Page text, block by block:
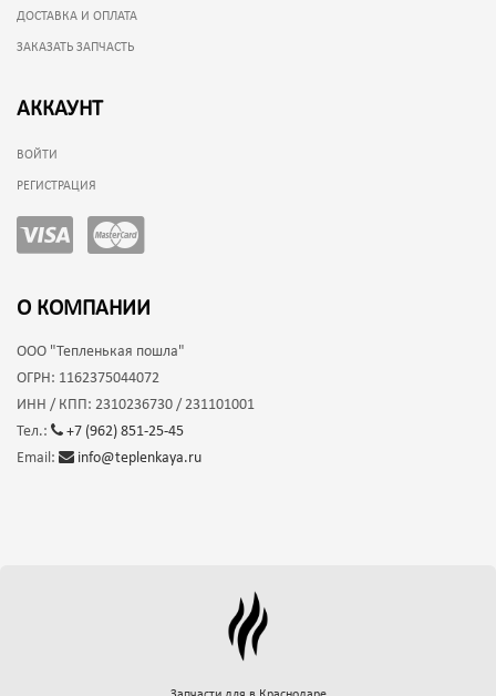
ДОСТАВКА И ОПЛАТА
ЗАКАЗАТЬ ЗАПЧАСТЬ
АККАУНТ
ВОЙТИ
РЕГИСТРАЦИЯ
О КОМПАНИИ
ООО "Тепленькая пошла"
ОГРН: 1162375044072
ИНН / КПП: 2310236730 / 231101001
Тел.:
+7 (962) 851-25-45
Email:
info@teplenkaya.ru